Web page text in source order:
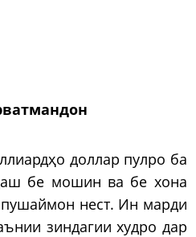
доллар пулро ба
бе мошин ва бе хона
пушаймон нест. Ин марди
зиндагии худро дар